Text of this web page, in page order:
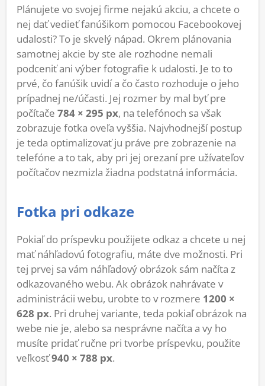
Plánujete vo svojej firme nejakú akciu, a chcete o
nej dať vedieť fanúšikom pomocou Facebookovej
udalosti? To je skvelý nápad. Okrem plánovania
samotnej akcie by ste ale rozhodne nemali
podceniť ani výber fotografie k udalosti. Je to to
prvé, čo fanúšik uvidí a čo často rozhoduje o jeho
prípadnej ne/účasti. Jej rozmer by mal byť pre
počítače 784 × 295 px, na telefónoch sa však
zobrazuje fotka oveľa vyššia. Najvhodnejší postup
je teda optimalizovať ju práve pre zobrazenie na
telefóne a to tak, aby pri jej orezaní pre užívateľov
počítačov nezmizla žiadna podstatná informácia.
Fotka pri odkaze
Pokiaľ do príspevku použijete odkaz a chcete u nej
mať náhľadovú fotografiu, máte dve možnosti. Pri
tej prvej sa vám náhľadový obrázok sám načíta z
odkazovaného webu. Ak obrázok nahrávate v
administrácii webu, urobte to v rozmere 1200 ×
628 px. Pri druhej variante, teda pokiaľ obrázok na
webe nie je, alebo sa nesprávne načíta a vy ho
musíte pridať ručne pri tvorbe príspevku, použite
veľkosť940 × 788 px.